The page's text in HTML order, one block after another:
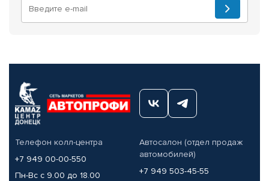
Телефон колл-центра
+7 949 00-00-550
Пн-Вс с 9.00 до 18.00
Автосалон (отдел продаж
автомобилей)
+7 949 503-45-55